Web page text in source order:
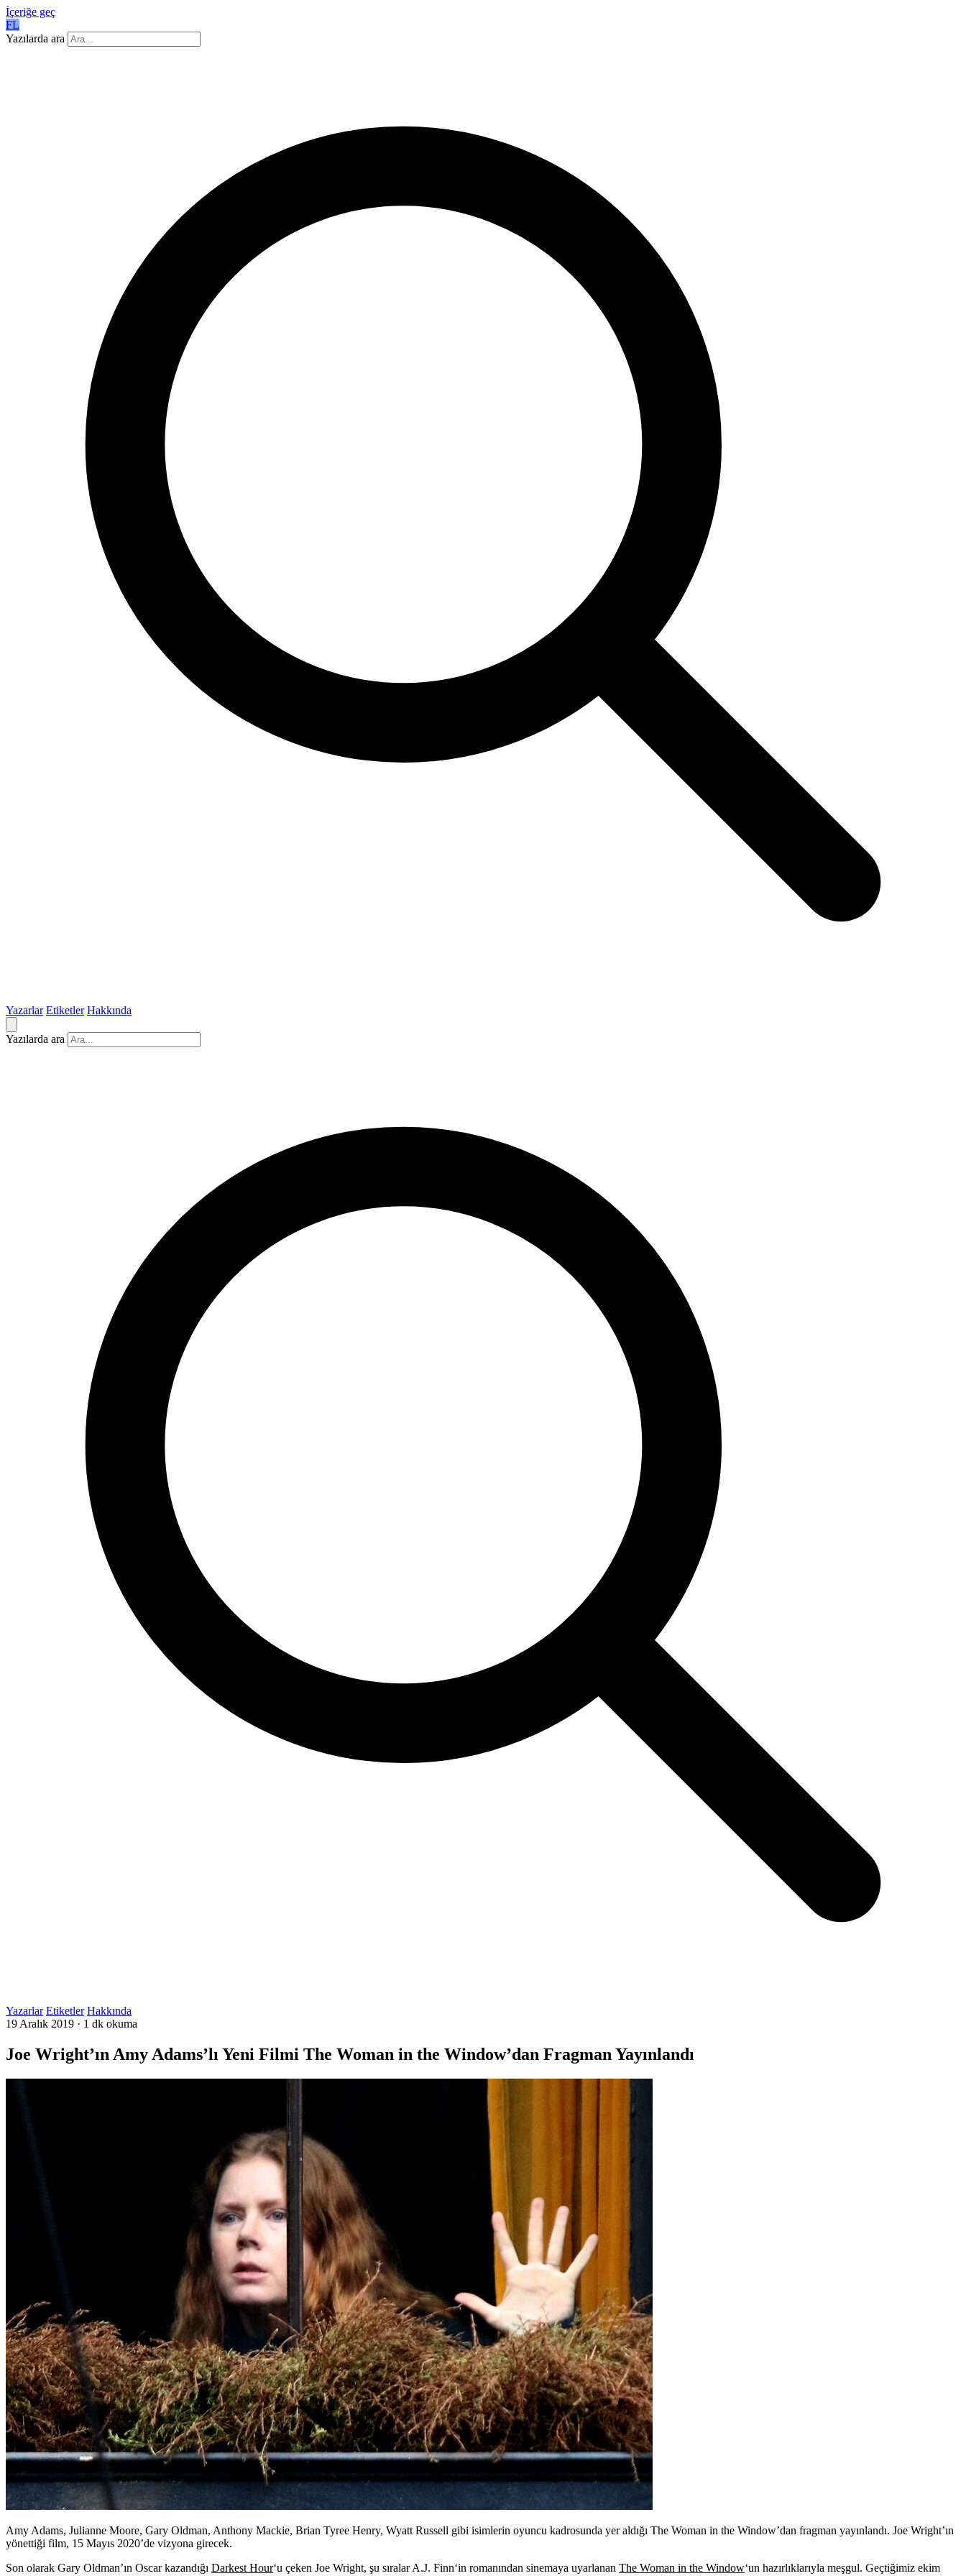
İçeriğe geç
FL
Yazılarda ara
Yazarlar Etiketler Hakkında
Yazılarda ara
Yazarlar Etiketler Hakkında
19 Aralık 2019 · 1 dk okuma
Joe Wright’ın Amy Adams’lı Yeni Filmi The Woman in the Window’dan Fragman Yayınlandı
Amy Adams, Julianne Moore, Gary Oldman, Anthony Mackie, Brian Tyree Henry, Wyatt Russell gibi isimlerin oyuncu kadrosunda yer aldığı The Woman in the Window’dan fragman yayınlandı. Joe Wright’ın
yönettiği film, 15 Mayıs 2020’de vizyona girecek.
Son olarak Gary Oldman’ın Oscar kazandığı Darkest Hour‘u çeken Joe Wright, şu sıralarA.J. Finn‘in romanından sinemaya uyarlanan The Woman in the Window‘un hazırlıklarıyla meşgul. Geçtiğimiz ekim